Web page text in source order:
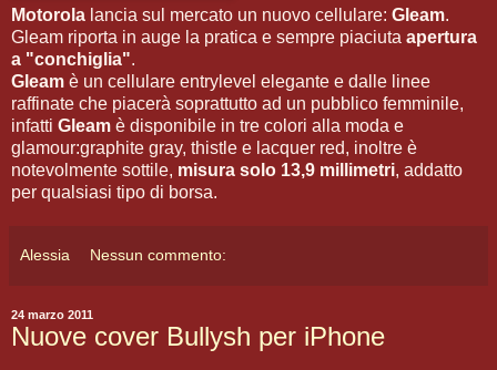
Motorola lancia sul mercato un nuovo cellulare: Gleam.
Gleam riporta in auge la pratica e sempre piaciuta apertura
a "conchiglia".
Gleam è un cellulare entrylevel elegante e dalle linee
raffinate che piacerà soprattutto ad un pubblico femminile,
infatti Gleam è disponibile in tre colori alla moda e
glamour:graphite gray, thistle e lacquer red, inoltre è
notevolmente sottile, misura solo 13,9 millimetri, addatto
per qualsiasi tipo di borsa.
Alessia Nessun commento:
24 marzo 2011
Nuove cover Bullysh per iPhone